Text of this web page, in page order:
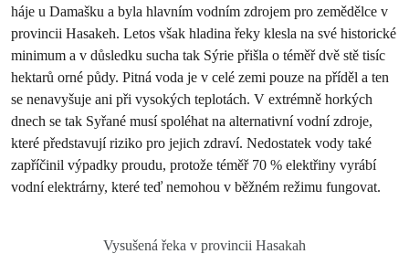
háje u Damašku a byla hlavním vodním zdrojem pro zemědělce v
provincii Hasakeh. Letos však hladina řeky klesla na své historické
minimum a v důsledku sucha tak Sýrie přišla o téměř dvě stě tisíc
hektarů orné půdy. Pitná voda je v celé zemi pouze na příděl a ten
se nenavyšuje ani při vysokých teplotách. V extrémně horkých
dnech se tak Syřané musí spoléhat na alternativní vodní zdroje,
které představují riziko pro jejich zdraví. Nedostatek vody také
zapříčinil výpadky proudu, protože téměř 70 % elektřiny vyrábí
vodní elektrárny, které teď nemohou v běžném režimu fungovat.
Vysušená řeka v provincii Hasakah